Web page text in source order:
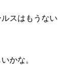
スはもうない
かな。